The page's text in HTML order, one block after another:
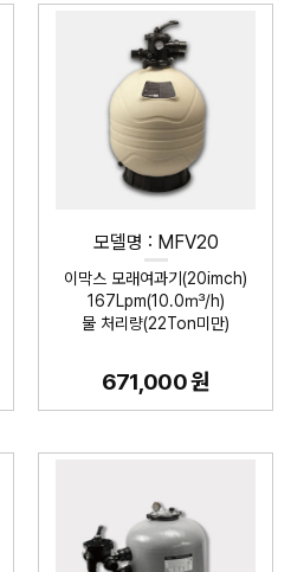
모델명 : MFV20
이막스 모래여과기(20imch)
167Lpm(10.0㎥/h)
물 처리량(22Ton미만)
671,000 원